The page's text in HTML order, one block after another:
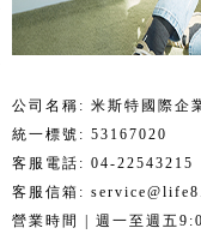
公司名稱: 米斯特國際企
統一標號: 53167020
客服電話: 04-22543215
客服信箱:
營業時間 | 週一至週五